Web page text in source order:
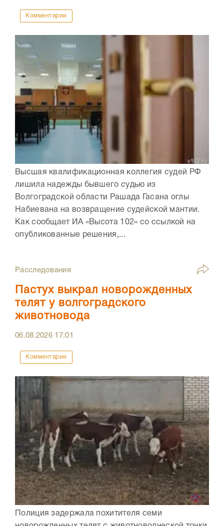
Комментарии
Высшая квалификационная коллегия судей РФ
лишила надежды бывшего судью из
Волгоградской области Рашада Гасана оглы
Набиевана на возвращение судейской мантии.
Как сообщает ИА «Высота 102» со ссылкой на
опубликованные решения,...
Расследования
Пастух выкрал новорожденных
телят у волгоградского
животновода
06.08.2026 17:01
Комментарии
Полиция задержала похитителя семи